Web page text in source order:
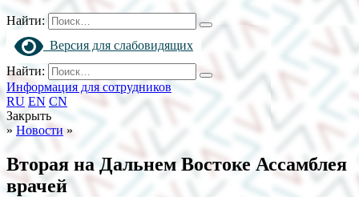
Найти:
Версия для слабовидящих
Найти:
Информация для сотрудников
RU EN CN
Закрыть
» Новости »
Вторая на Дальнем Востоке Ассамблея
врачей